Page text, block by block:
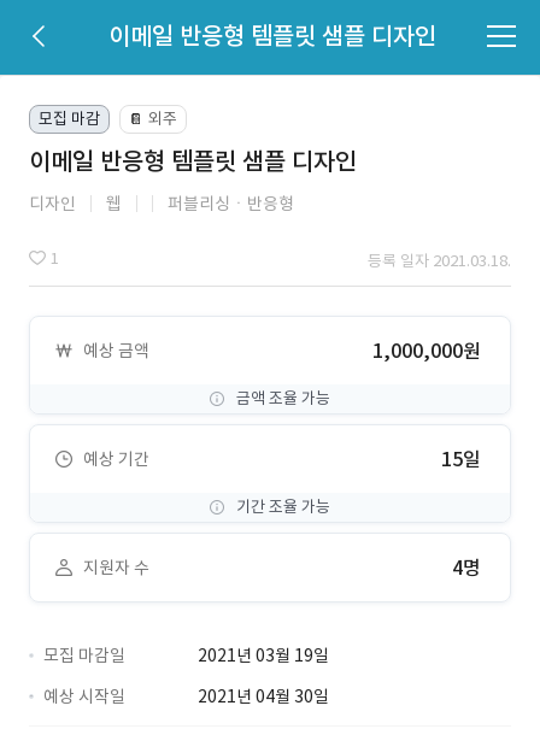
이메일 반응형 템플릿 샘플 디자인
모집 마감 📔 외주
이메일 반응형 템플릿 샘플 디자인
디자인 웹 퍼블리싱ㆍ반응형
1 등록 일자 2021.03.18.
예상 금액 1,000,000원
금액 조율 가능
예상 기간 15일
기간 조율 가능
지원자 수 4명
모집 마감일
2021년 03월 19일
예상 시작일
2021년 04월 30일